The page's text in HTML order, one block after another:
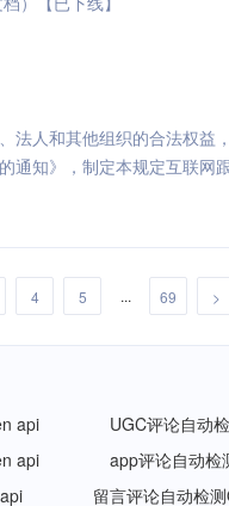
法人和其他组织的合法权益
通知》，制定本规定互联网
4 5 ... 69 >
api
UGC评论自动
api
app评论自动检
留言评论自动检